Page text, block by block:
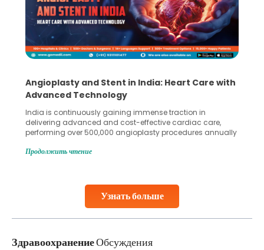
Узнать больше
Angioplasty and Stent in India: Heart Care with
Advanced Technology
India is continuously gaining immense traction in
delivering advanced and cost-effective cardiac care,
performing over 500,000 angioplasty procedures annually
globe are searching for treatments like angioplasty and
Studies, such as one published
Продолжить чтение
ЗдравоохранениеОбсуждения